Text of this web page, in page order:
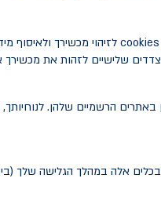
cookies
שלישיים לזהות את
הרשמיים שלהן.
אלה במהלך הגלישה שלך